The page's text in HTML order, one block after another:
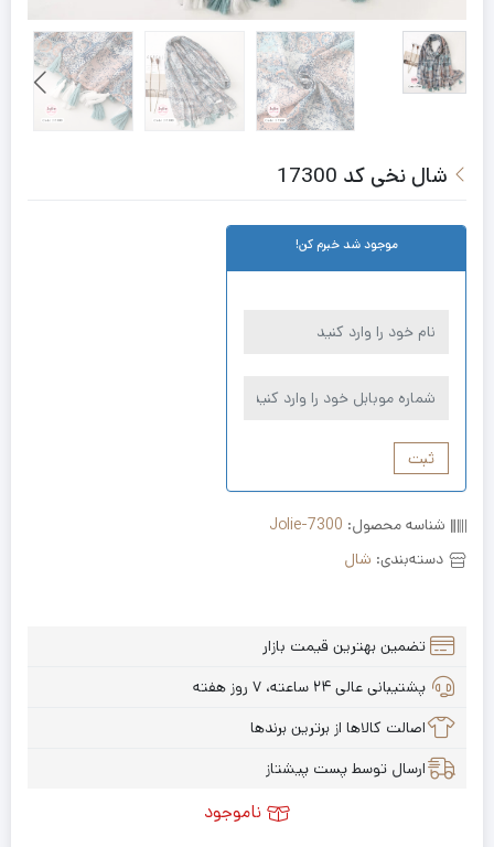
شال نخی کد 17300
موجود شد خبرم کن!
ثبت
شناسه محصول: Jolie-7300
دسته‌بندی: شال
تضمین بهترین قیمت بازار
پشتیبانی عالی ۲۴ ساعته، ۷ روز هفته
اصالت کالاها از برترین برندها
ارسال توسط پست پیشتاز
ناموجود